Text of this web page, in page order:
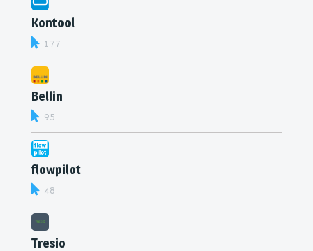
Kontool
177
Bellin
95
flowpilot
48
Tresio